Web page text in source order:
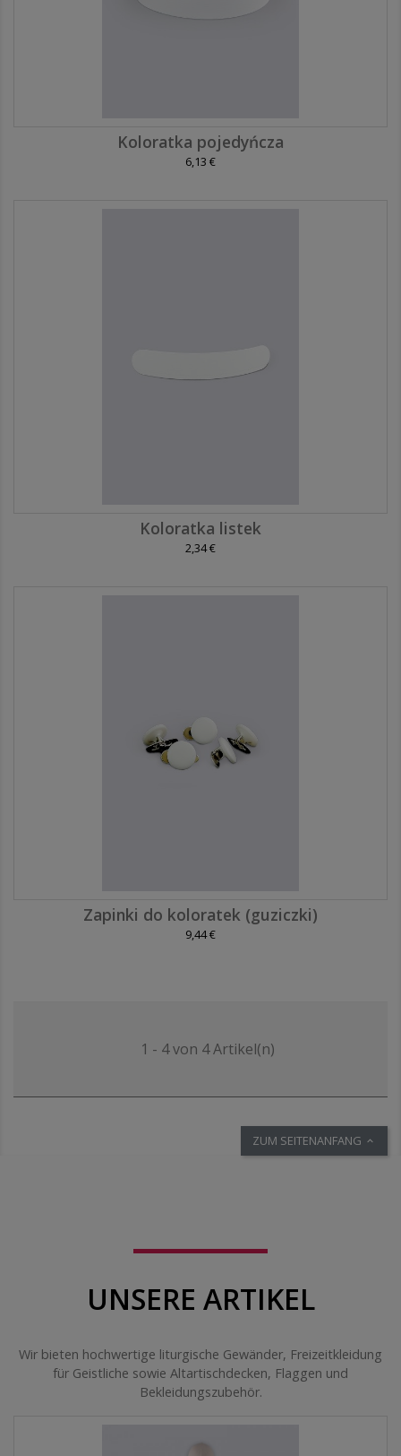
Koloratka pojedyńcza
6,13 €
Koloratka listek
2,34 €
Zapinki do koloratek (guziczki)
9,44 €
1 - 4 von 4 Artikel(n)
ZUM SEITENANFANG 
UNSERE ARTIKEL
Wir bieten hochwertige liturgische Gewänder, Freizeitkleidung
für Geistliche sowie Altartischdecken, Flaggen und
Bekleidungszubehör.